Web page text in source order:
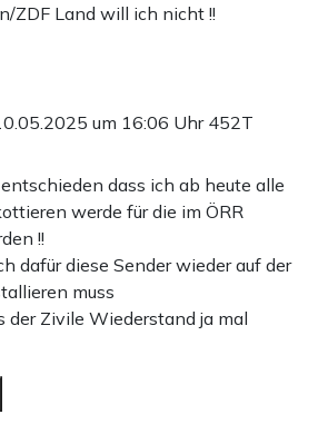
ZDF Land will ich nicht !!
um 16:06 Uhr 452T
dass ich ab heute alle
werde für die im ÖRR
!!
dafür diese Sender wieder auf der
muss
der Zivile Wiederstand ja mal